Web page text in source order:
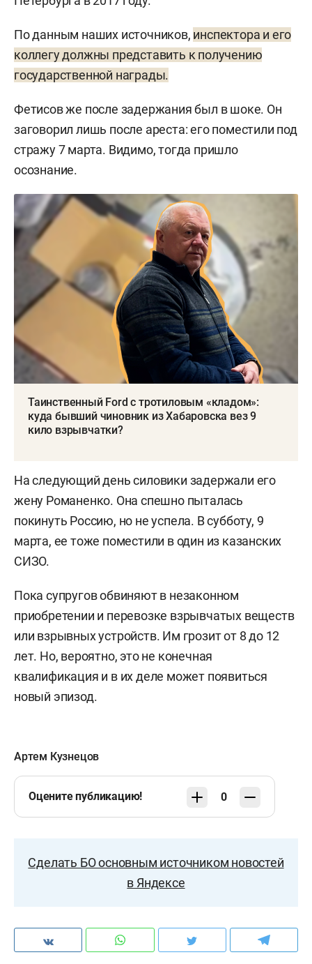
По данным наших источников, инспектора и его
коллегу должны представить к получению
государственной награды.
Фетисов же после задержания был в шоке. Он
заговорил лишь после ареста: его поместили под
стражу 7 марта. Видимо, тогда пришло
осознание.
Таинственный Ford с тротиловым «кладом»:
куда бывший чиновник из Хабаровска вез 9
кило взрывчатки?
На следующий день силовики задержали его
жену Романенко. Она спешно пыталась
покинуть Россию, но не успела. В субботу, 9
марта, ее тоже поместили в один из казанских
СИЗО.
Пока супругов обвиняют в незаконном
приобретении и перевозке взрывчатых веществ
или взрывных устройств. Им грозит от 8 до 12
лет. Но, вероятно, это не конечная
квалификация и в их деле может появиться
новый эпизод.
Артем Кузнецов
Оцените публикацию! 0
Сделать БО основным источником новостей
в Яндексе